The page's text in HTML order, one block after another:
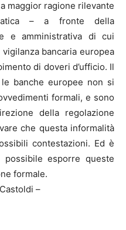
maggior ragione rilevante
– a fronte della
e amministrativa di cui
bancaria europea
di doveri d’ufficio. Il
banche europee non si
formali, e sono
della regolazione
che questa informalità
contestazioni. Ed è
esporre queste
formale.
–